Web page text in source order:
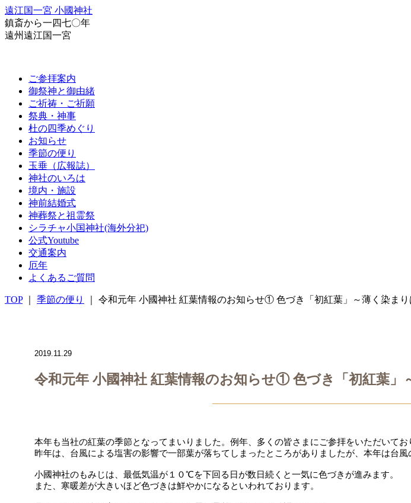
遠江国一宮 小國神社
鎮斎から一四七〇年
遠州遠江国一宮
ご参拝案内
御祭神と御由緒
ご祈祷・ご祈願
祭典・神事
杜の四季めぐり
お知らせ
季節の便り
玉垂（広報誌）
神社のいろは
境内・施設
神前結婚式
神葬祭と祖霊祭
シラチャ小国神社(海外分祀)
公式Youtube
交通案内
厄年
よくあるご質問
TOP｜ 季節の便り ｜ 令和元年 小國神社 紅葉情報のお知らせ① 色づき「初紅葉」～薄く染まり
2019.11.29
令和元年 小國神社 紅葉情報のお知らせ① 色づき「初紅葉」
本年も当社の紅葉の季節となってまいりました。例年、多くの皆さまにご参拝をいただいてお
昨年は、台風による塩害の影響で一部葉が落ちてしまったところがありましたが、本年は台
小國神社のもみじは、最低気温が１０℃を下回る日が数日続くと一気に色づきが進みます。
また、寒暖差が大きいほど色づきは鮮やかになるといわれております。